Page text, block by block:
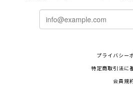
プライバシー
特定商取引法に
会員規